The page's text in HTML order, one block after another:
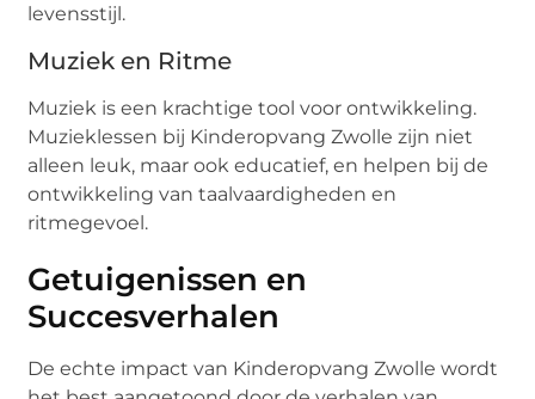
levensstijl.
Muziek en Ritme
Muziek is een krachtige tool voor ontwikkeling.
Muzieklessen bij Kinderopvang Zwolle zijn niet
alleen leuk, maar ook educatief, en helpen bij de
ontwikkeling van taalvaardigheden en
ritmegevoel.
Getuigenissen en
Succesverhalen
De echte impact van Kinderopvang Zwolle wordt